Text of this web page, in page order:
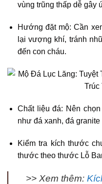
vùng trũng thấp dễ gây
Hướng đặt mộ: Cần
lại vượng khí, tránh
đến con cháu.
Chất liệu đá: Nên
như đá xanh, đá
Kiểm tra kích thước
thước theo thước Lỗ
>> Xem thêm: